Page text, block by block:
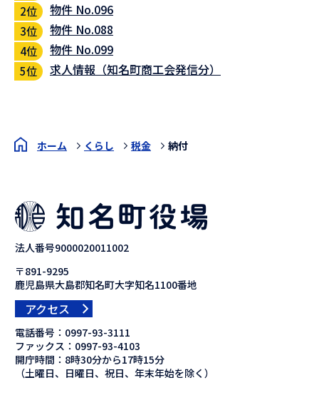
物件 No.096
物件 No.088
物件 No.099
求人情報（知名町商工会発信分）
ホーム くらし 税金 納付
法人番号9000020011002
〒891-9295
鹿児島県大島郡知名町大字知名1100番地
アクセス
電話番号： 0997-93-3111
ファックス： 0997-93-4103
開庁時間：8時30分から17時15分
（土曜日、日曜日、祝日、年末年始を除く）